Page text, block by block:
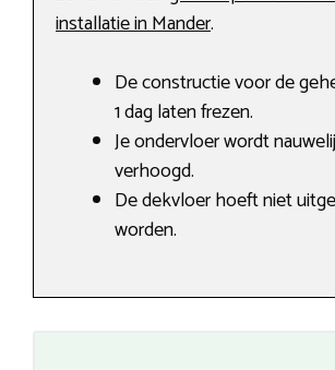
installatie in Mander.
De constructie voor de
1 dag laten frezen.
Je ondervloer wordt
verhoogd.
De dekvloer hoeft niet
worden.